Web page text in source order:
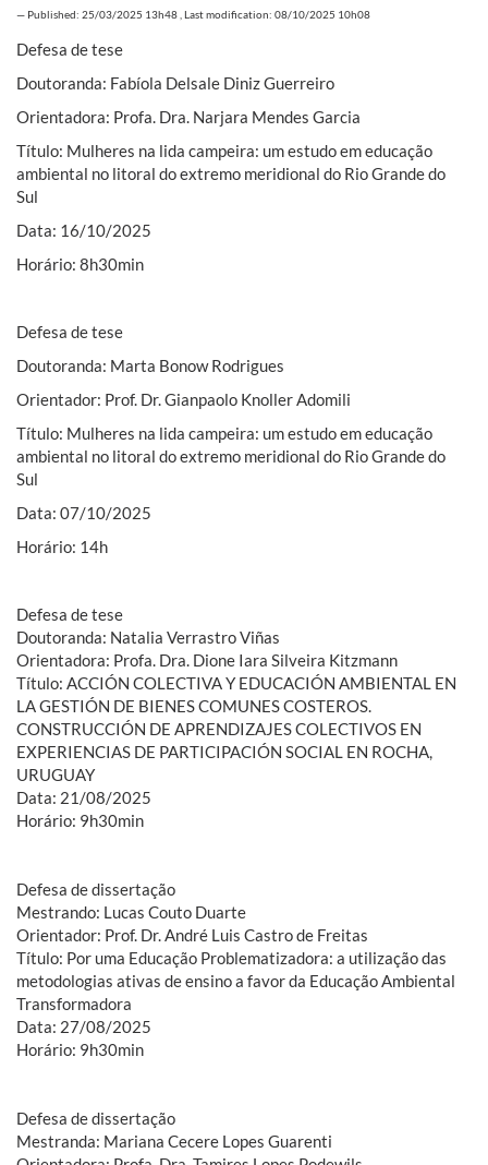
— Published: 25/03/2025 13h48 Last modification: 08/10/2025 10h08
Defesa de tese
Doutoranda: Fabíola Delsale Diniz Guerreiro
Orientadora: Profa. Dra. Narjara Mendes Garcia
Título: Mulheres na lida campeira: um estudo em educação
ambiental no litoral do extremo meridional do Rio Grande do
Sul
Data: 16/10/2025
Horário: 8h30min
Defesa de tese
Doutoranda: Marta Bonow Rodrigues
Orientador: Prof. Dr. Gianpaolo Knoller Adomili
Título: Mulheres na lida campeira: um estudo em educação
ambiental no litoral do extremo meridional do Rio Grande do
Sul
Data: 07/10/2025
Horário: 14h
Defesa de tese
Doutoranda: Natalia Verrastro Viñas
Orientadora: Profa. Dra. Dione Iara Silveira Kitzmann
Título: ACCIÓN COLECTIVA Y EDUCACIÓN AMBIENTAL EN
LA GESTIÓN DE BIENES COMUNES COSTEROS.
CONSTRUCCIÓN DE APRENDIZAJES COLECTIVOS EN
EXPERIENCIAS DE PARTICIPACIÓN SOCIAL EN ROCHA,
URUGUAY
Data: 21/08/2025
Horário: 9h30min
Defesa de dissertação
Mestrando: Lucas Couto Duarte
Orientador: Prof. Dr. André Luis Castro de Freitas
Título: Por uma Educação Problematizadora: a utilização das
metodologias ativas de ensino a favor da Educação Ambiental
Transformadora
Data: 27/08/2025
Horário: 9h30min
Defesa de dissertação
Mestranda: Mariana Cecere Lopes Guarenti